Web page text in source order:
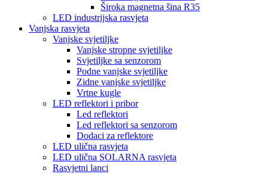
Široka magnetna šina R35
LED industrijska rasvjeta
Vanjska rasvjeta
Vanjske svjetiljke
Vanjske stropne svjetiljke
Svjetiljke sa senzorom
Podne vanjske svjetiljke
Zidne vanjske svjetiljke
Vrtne kugle
LED reflektori i pribor
Led reflektori
Led reflektori sa senzorom
Dodaci za reflektore
LED ulična rasvjeta
LED ulična SOLARNA rasvjeta
Rasvjetni lanci